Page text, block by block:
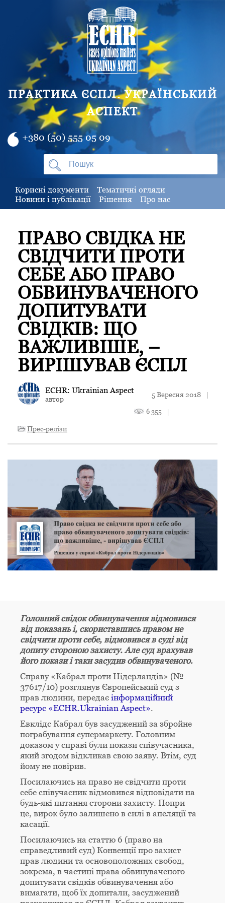
ПРАКТИКА ЄСПЛ. УКРАЇНСЬКИЙ
АСПЕКТ
+380 (50) 555 05 09
Корисні документи
Тематичні огляди
Новини і публікації
Рішення Про нас
ПРАВО СВІДКА НЕ
СВІДЧИТИ ПРОТИ
СЕБЕ АБО ПРАВО
ОБВИНУВАЧЕНОГО
ДОПИТУВАТИ
СВІДКІВ: ЩО
ВАЖЛИВІШЕ, –
ВИРІШУВАВ ЄСПЛ
ECHR: Ukrainian Aspect
автор
5 Вересня 2018 |
6 355
|
Прес-релізи
Головний свідок обвинувачення відмовився
від показань і, скориставшись правом не
свідчити проти себе, відмовився в суді від
допиту стороною захисту. Але суд врахував
його покази і таки засудив обвинуваченого.
Справу «Кабрал проти Нідерландів» (№
37617/10) розглянув Європейський суд з
прав людини, передає інформаційний
ресурс «ECHR.Ukrainian Aspect».
Евклідс Кабрал був засуджений за збройне
пограбування супермаркету. Головним
доказом у справі були покази співучасника,
який згодом відкликав свою заяву. Втім, суд
йому не повірив.
Посилаючись на право не свідчити проти
себе співучасник відмовився відповідати на
будь-які питання сторони захисту. Попри
це, вирок було залишено в силі в апеляції та
касації.
Посилаючись на статтю 6 (право на
справедливий суд) Конвенції про захист
прав людини та основоположних свобод,
зокрема, в частині права обвинуваченого
допитувати свідків обвинувачення або
вимагати, щоб їх допитали, засуджений